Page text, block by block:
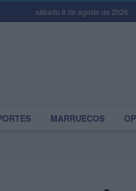
sábado 8 de agosto de 2026
MARRUECOS